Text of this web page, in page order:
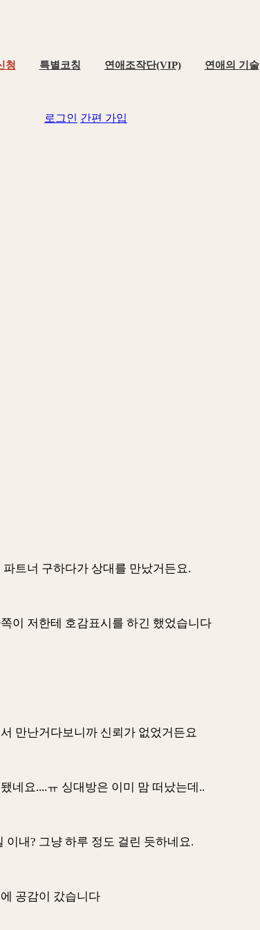
청 특별코칭 연애조작단(VIP) 연애의 기술
로그인 간편 가입
트너 구하다가 상대를 만났거든요.
이 저한테 호감표시를 하긴 했었습니다
만난거다보니까 신뢰가 없었거든요
네요....ㅠ 싱대방은 이미 맘 떠났는데..
내? 그냥 하루 정도 걸린 듯하네요.
공감이 갔습니다